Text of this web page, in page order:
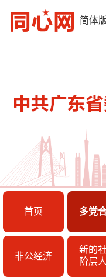
简体
首页 多党
非公经济
新的
阶层